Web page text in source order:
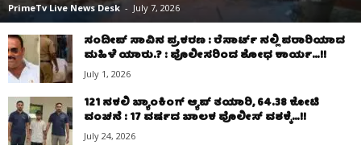
PrimeTv Live News Desk - July 7, 2026
ಸಂದೀಪ್ ಸಾವಿನ ಪ್ರಕರಣ : ರೆಸಾರ್ಟ್ ನಲ್ಲಿ ಪರಾರಿಯಾದ
ಮಹಿಳೆ ಯಾರು.? : ಪೊಲೀಸರಿಂದ ಶೋಧ ಕಾರ್ಯ…!!
July 1, 2026
121 ನಕಲಿ ಬ್ಯಾಂಕಿಂಗ್ ಆ್ಯಪ್ ತಯಾರಿ, ₹64.38 ಕೋಟಿ
ವಂಚನೆ : 17 ವರ್ಷದ ಬಾಲಕ ಪೊಲೀಸ್ ವಶಕ್ಕೆ…!!
July 24, 2026